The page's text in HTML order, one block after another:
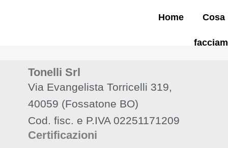
Home Cosa
Tonelli Srl
Via Evangelista Torricelli 319,
40059 (Fossatone BO)
Cod. fisc. e P.IVA 02251171209
Certificazioni